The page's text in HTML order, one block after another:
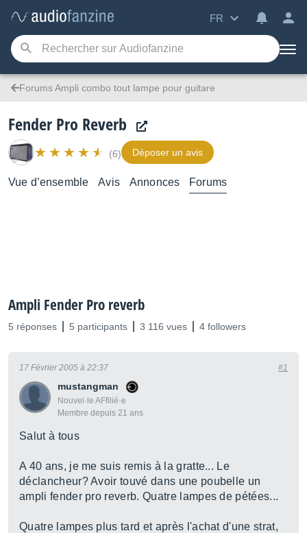
FR
Forums Ampli combo tout lampe pour guitare
Fender Pro Reverb
(6) Déposer un avis
Vue d’ensemble Avis Annonces Forums
Ampli Fender Pro reverb
5 réponses 5 participants 3 116 vues 4 followers
mustangman
Nouvel·le AFfilié·e
Membre depuis 21 ans
17 Février 2005 à 22:37 #1
Salut à tous
A 40 ans, je me suis remis à la gratte... Le
déclancheur? Avoir touvé dans une poubelle un
ampli fender pro reverb. Quatre lampes de pétées...
Quatre lampes plus tard et après l'achat d'une strat,